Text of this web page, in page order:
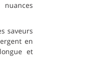
saveurs
en
et